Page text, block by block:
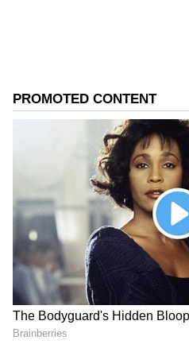
Related Articles
ಉತ್ತರಾಭಿಮುಖ ಮಾಡಿದ ಡಿ.ಕೆ.
ಅಜ್ಜಯ್ಯನ ಆಶೀರ್ವಾದ ಬೆನ್ನಲ್ಲೇ
ನೂತನ ಮುಖ್ಯಮಂತ್ರಿ!
ಸಿಎಂ ಡಿಕೆ ಶಿವಕುಮಾರ್, 14 ಸಚಿವರ
ಕ್ಯಾಮೆರಾ ಕಣ್ಣಿನಲ್ಲಿ ನಾಯಕರ